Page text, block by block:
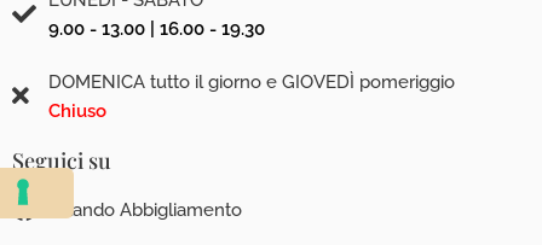
9.00 - 13.00 | 16.00 - 19.30
DOMENICA tutto il giorno e GIOVEDÌ pomeriggio
Chiuso
Seguici su
Orlando Abbigliamento